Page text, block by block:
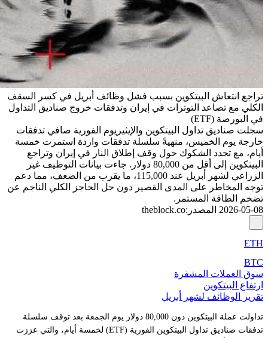
تراجع انتعاش البيتكوين بسبب فشل وظائف أبريل في كسر السقف
الكلي مع تصاعد التوترات في إيران وتدفقات خروج صناديق التداول
في البورصة (ETF)
سجلت صناديق تداول البيتكوين والإيثيريوم الفورية صافي تدفقات
خارجة يوم الخميس، منهيةً سلسلة تدفقات واردة استمرت خمسة
أيام، مع تجدد الشكوك حول وقف إطلاق النار في إيران وتراجع
البيتكوين إلى أقل من 80,000 دولار. جاءت بيانات التوظيف غير
الزراعي لشهر أبريل عند 115,000، ما يقرب من الضعف، مما دعم
توجه المخاطر على المدى القصير دون حل الحاجز الكلي الناجم عن
تضخم الطاقة المستمر.
2026-05-08 المصدر :
theblock.co
ETH
BTC
سوق العملات المشفرة
ارتفاع البيتكوين
تقرير الوظائف لشهر أبريل
تداولت عملة البيتكوين دون 80,000 دولار يوم الجمعة بعد توقف سلسلة
تدفقات صناديق تداول البيتكوين الفورية (ETF) لخمسة أيام، والتي عززت